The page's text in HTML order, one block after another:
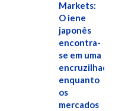
Markets:
O iene
japonês
encontra-
se em uma
encruzilhada
enquanto
os
mercados